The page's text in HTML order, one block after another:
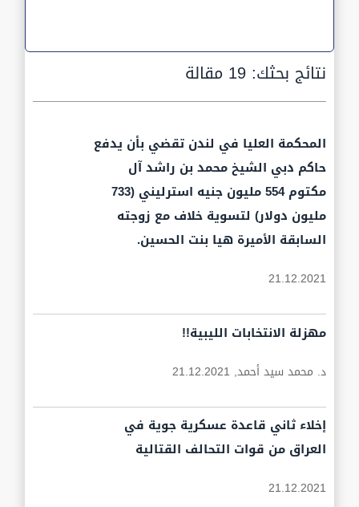
نتائج بحثك:19 مقالة
المحكمة العليا في لندن تقضي بأن يدفع
حاكم دبي الشيخ محمد بن راشد آل
مكتوم 554 مليون جنيه استرليني (733
مليون دولار) لتسوية خلاف مع زوجته
السابقة الأميرة هيا بنت الحسين.
21.12.2021
مهزلة الانتخابات الليبية!!
د. محمد سيد أحمد, 21.12.2021
إخلاء ثاني قاعدة عسكرية جوية في
العراق من قوات التحالف القتالية
21.12.2021